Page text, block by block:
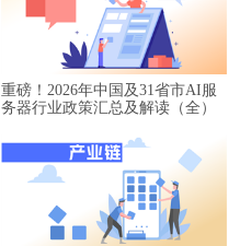
重磅！2026年中国及31省市AI服
务器行业政策汇总及解读（全）